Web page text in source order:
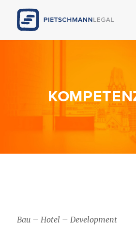
Kontakt
Bau – Hotel – Development